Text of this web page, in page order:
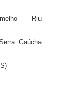
Riu
Gaúcha